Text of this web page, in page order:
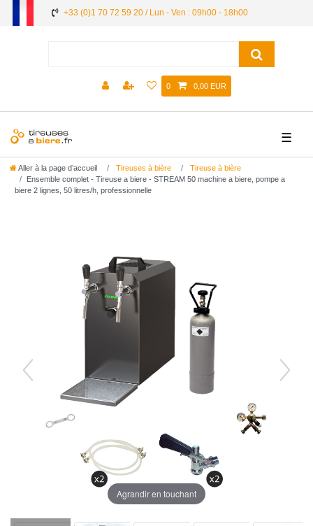
+33 (0)1 70 72 59 20 / Lun - Ven : 09h00 - 18h00
0 0,00 EUR
☰
Aller à la page d’accueil Tireuses à bière
Tireuse à bière
Ensemble complet - Tireuse a biere - STREAM 50 machine a biere, pompe a
biere 2 lignes, 50 litres/h, professionnelle
Agrandir en touchant